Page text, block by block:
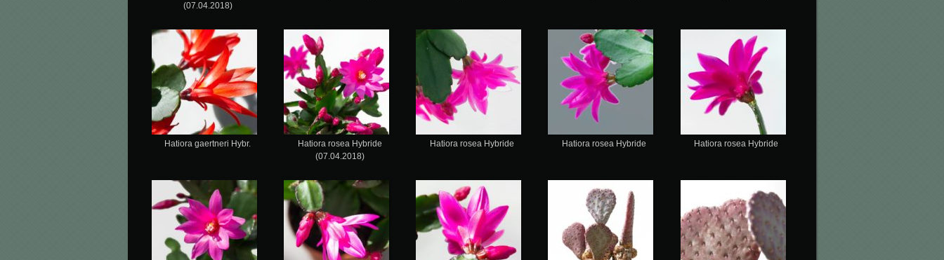
(07.04.2018)
Hatiora gaertneri Hybr.
Hatiora rosea Hybride
(07.04.2018)
Hatiora rosea Hybride Hatiora rosea Hybride Hatiora rosea Hybride